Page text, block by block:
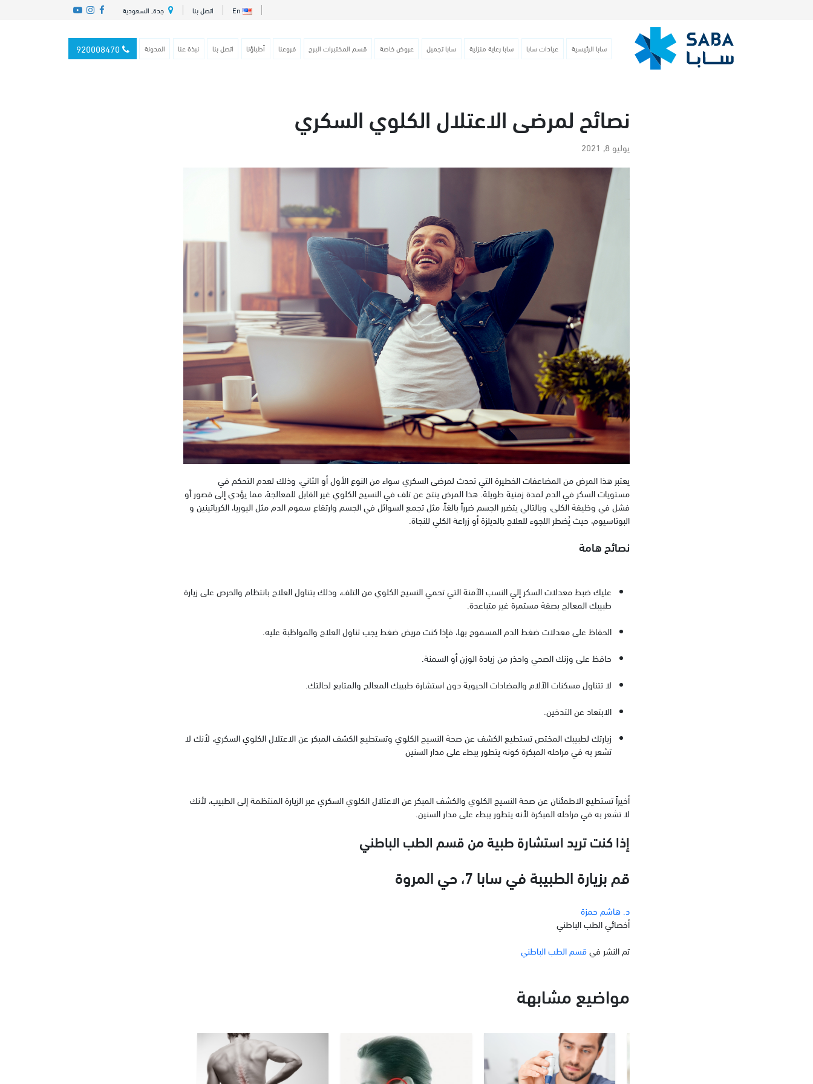
En اتصل بنا جدة, السعودية
سابا الرئيسية عيادات سابا سابا رعاية منزلية سابا تجميل عروض خاصة قسم المختبرات البرج فروعنا أطباؤنا اتصل بنا نبذة عنا المدونة
نصائح لمرضى الاعتلال الكلوي السكري
يوليو 8, 2021
يعتبر هذا المرض من المضاعفات الخطيرة التي تحدث لمرضى السكري سواء من النوع الأول أو الثاني، وذلك لعدم التحكم في
مستويات السكر في الدم لمدة زمنية طويلة. هذا المرض ينتج عن تلف في النسيج الكلوي غير القابل للمعالجة، مما يؤدي إلى قصور أو
فشل في وظيفة الكلى، وبالتالي يتضرر الجسم ضرراً بالغاً، مثل تجمع السوائل في الجسم وارتفاع سموم الدم مثل اليوريا، الكرياتينين و
البوتاسيوم، حيث يُضطر اللجوء للعلاج بالديلزة أو زراعة الكلي للنجاة.
نصائح هامة
عليك ضبط معدلات السكر إلي النسب الآمنة التي تحمي النسيج الكلوي من التلف، وذلك بتناول العلاج بانتظام والحرص على زيارة
طبيبك المعالج بصفة مستمرة غير متباعدة.
الحفاظ على معدلات ضغط الدم المسموح بها، فإذا كنت مريض ضغط يجب تناول العلاج والمواظبة عليه.
حافظ على وزنك الصحي واحذر من زيادة الوزن أو السمنة.
لا تتناول مسكنات الآلام والمضادات الحيوية دون استشارة طبيبك المعالج والمتابع لحالتك.
الابتعاد عن التدخين.
زيارتك لطبيبك المختص تستطيع الكشف عن صحة النسيج الكلوي وتستطيع الكشف المبكر عن الاعتلال الكلوي السكري، لأنك لا
تشعر به في مراحله المبكرة كونه يتطور ببطء على مدار السنين
أخيراً تستطيع الاطمئنان عن صحة النسيج الكلوي والكشف المبكر عن الاعتلال الكلوي السكري عبر الزيارة المنتظمة إلى الطبيب، لأنك
لا تشعر به في مراحله المبكرة لأنه يتطور ببطء على مدار السنين.
إذا كنت تريد استشارة طبية من قسم الطب الباطني
قم بزيارة الطبيبة في سابا 7، حي المروة
د. هاشم حمزة
أخصائي الطب الباطني
تم النشر فيقسم الطب الباطني
مواضيع مشابهة